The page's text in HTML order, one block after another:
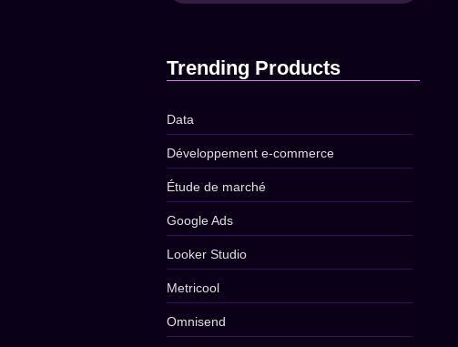
Trending Products
Data
Développement e-commerce
Étude de marché
Google Ads
Looker Studio
Metricool
Omnisend